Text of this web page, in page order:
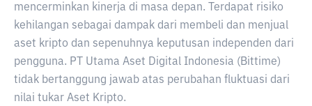
mencerminkan kinerja di masa depan. Terdapat risiko
kehilangan sebagai dampak dari membeli dan menjual
aset kripto dan sepenuhnya keputusan independen dari
pengguna. PT Utama Aset Digital Indonesia (Bittime)
tidak bertanggung jawab atas perubahan fluktuasi dari
nilai tukar Aset Kripto.